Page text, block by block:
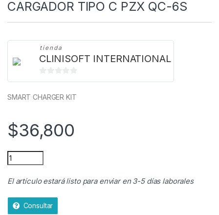
CARGADOR TIPO C PZX QC-6S
tienda
CLINISOFT INTERNATIONAL
0
SMART CHARGER KIT
$36,800
CARGADOR TIPO C PZX QC-6S quantity
El artículo estará listo para enviar en 3-5 días laborales
Consultar